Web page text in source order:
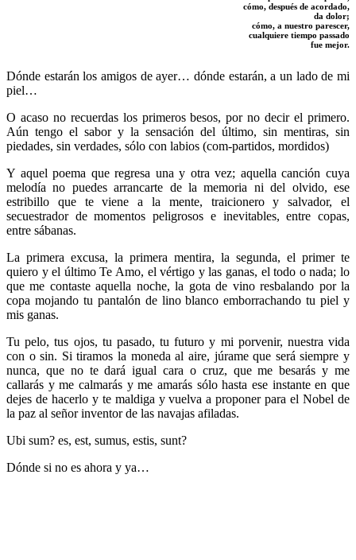
cómo, después de acordado,
da dolor;
cómo, a nuestro parescer,
cualquiere tiempo passado
fue mejor.
Dónde estarán los amigos de ayer… dónde estarán, a un lado de mi
piel…
O acaso no recuerdas los primeros besos, por no decir el primero.
Aún tengo el sabor y la sensación del último, sin mentiras, sin
piedades, sin verdades, sólo con labios (com-partidos, mordidos)
Y aquel poema que regresa una y otra vez; aquella canción cuya
melodía no puedes arrancarte de la memoria ni del olvido, ese
estribillo que te viene a la mente, traicionero y salvador, el
secuestrador de momentos peligrosos e inevitables, entre copas,
entre sábanas.
La primera excusa, la primera mentira, la segunda, el primer te
quiero y el último Te Amo, el vértigo y las ganas, el todo o nada; lo
que me contaste aquella noche, la gota de vino resbalando por la
copa mojando tu pantalón de lino blanco emborrachando tu piel y
mis ganas.
Tu pelo, tus ojos, tu pasado, tu futuro y mi porvenir, nuestra vida
con o sin. Si tiramos la moneda al aire, júrame que será siempre y
nunca, que no te dará igual cara o cruz, que me besarás y me
callarás y me calmarás y me amarás sólo hasta ese instante en que
dejes de hacerlo y te maldiga y vuelva a proponer para el Nobel de
la paz al señor inventor de las navajas afiladas.
Ubi sum? es, est, sumus, estis, sunt?
Dónde si no es ahora y ya…